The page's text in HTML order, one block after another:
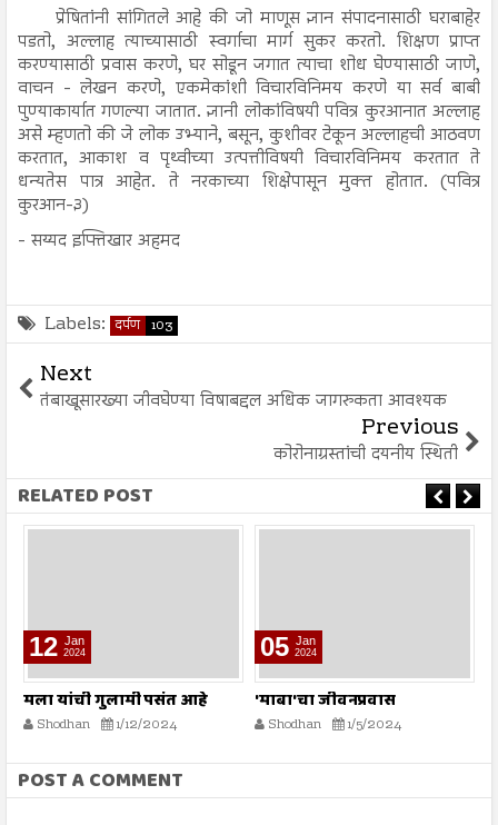
प्रेषितांनी सांगितले आहे की जो माणूस ज्ञान संपादनासाठी घराबाहेर
पडतो, अल्लाह त्याच्यासाठी स्वर्गाचा मार्ग सुकर करतो. शिक्षण प्राप्त
करण्यासाठी प्रवास करणे, घर सोडून जगात त्याचा शोध घेण्यासाठी जाणे,
वाचन - लेखन करणे, एकमेकांशी विचारविनिमय करणे या सर्व बाबी
पुण्याकार्यात गणल्या जातात. ज्ञानी लोकांविषयी पवित्र कुरआनात अल्लाह
असे म्हणतो की जे लोक उभ्याने, बसून, कुशीवर टेकून अल्लाहची आठवण
करतात, आकाश व पृथ्वीच्या उत्पत्तीविषयी विचारविनिमय करतात ते
धन्यतेस पात्र आहेत. ते नरकाच्या शिक्षेपासून मुक्त होतात. (पवित्र
कुरआन-३)
- सय्यद इफ्तिखार अहमद
Labels: दर्पण 103
Next
तंबाखूसारख्या जीवघेण्या विषाबद्दल अधिक जागरुकता आवश्यक
Previous
कोरोनाग्रस्तांची दयनीय स्थिती
RELATED POST
12 Jan
2024
मला यांची गुलामी पसंत आहे
Shodhan 1/12/2024
05 Jan
2024
'माबा'चा जीवनप्रवास
Shodhan 1/5/2024
POST A COMMENT